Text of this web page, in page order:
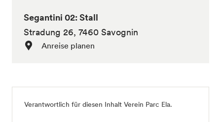
Segantini 02: Stall
Stradung 26, 7460 Savognin
Anreise planen
Verantwortlich für diesen Inhalt Verein Parc Ela.